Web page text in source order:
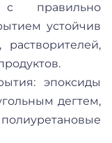
правильно
устойчив
эпоксиды
дегтем,